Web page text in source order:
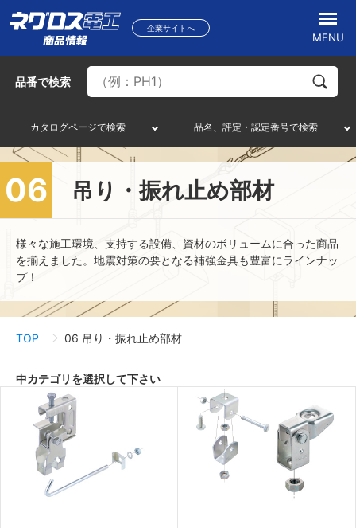
企業サイトへ
MENU
品番で検索
カタログページで検索 品名、評定・認定番号で検索
06 吊り・振れ止め部材
様々な施工環境、支持する設備、資材のボリュームに合った商品
を揃えました。地震対策の要となる補強金具も豊富にラインナッ
プ！
TOP 06 吊り・振れ止め部材
中カテゴリを選択して下さい